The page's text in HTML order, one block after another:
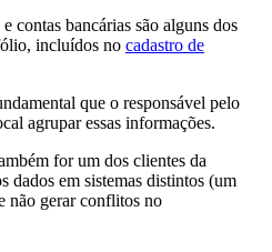
contas bancárias são alguns dos
incluídos no cadastro de
que o responsável pelo
agrupar essas informações.
for um dos clientes da
dados em sistemas distintos (um
não gerar conflitos no